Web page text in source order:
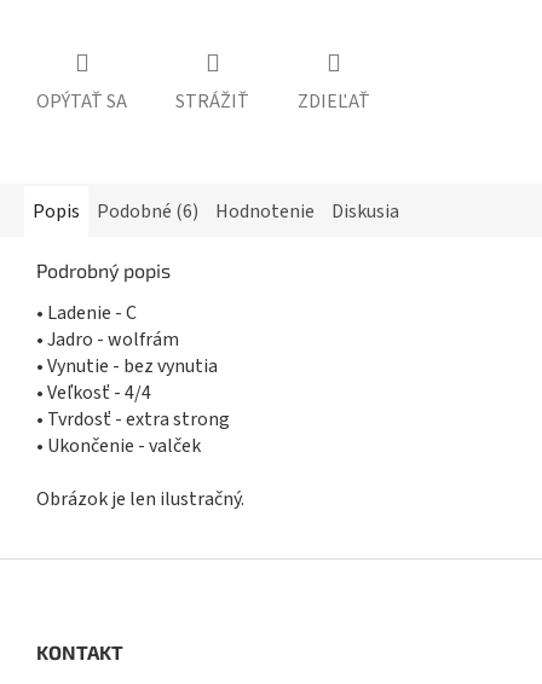
OPÝTAŤ SA STRÁŽIŤ ZDIEĽAŤ
Popis Podobné (6) Hodnotenie Diskusia
Podrobný popis
• Ladenie - C
• Jadro - wolfrám
• Vynutie - bez vynutia
• Veľkosť - 4/4
• Tvrdosť - extra strong
• Ukončenie - valček
Obrázok je len ilustračný.
KONTAKT